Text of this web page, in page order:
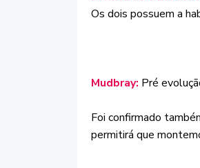
Os dois possuem a
Mudbray: Pré
Foi confirmado
permitirá que